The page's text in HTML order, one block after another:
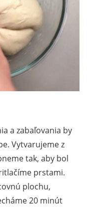
a zabaľovania by
Vytvarujeme z
tak, aby bol
prstami.
plochu,
20 minút